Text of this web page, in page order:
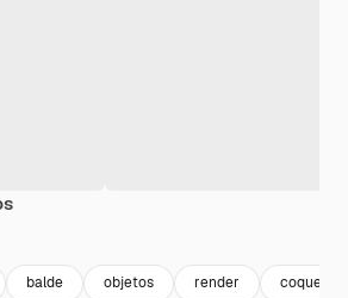
balde objetos render coqueiro